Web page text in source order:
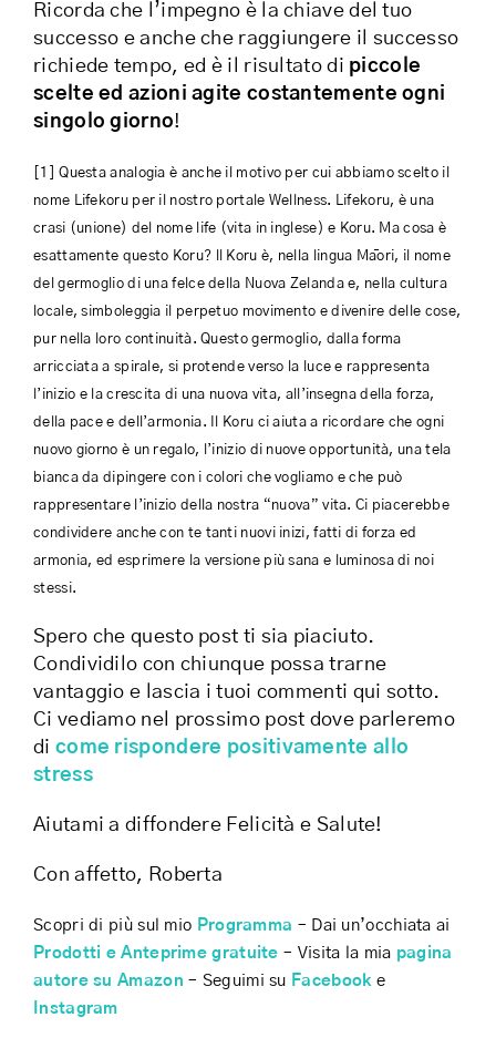
Ricorda che l’impegno è la chiave del tuo
successo e anche che raggiungere il successo
richiede tempo, ed è il risultato di piccole
scelte ed azioni agite costantemente ogni
singolo giorno!
[1] Questa analogia è anche il motivo per cui abbiamo scelto il
nome Lifekoru per il nostro portale Wellness. Lifekoru, è una
crasi (unione) del nome life (vita in inglese) e Koru. Ma cosa è
esattamente questo Koru? ll Koru è, nella lingua Māori, il nome
del germoglio di una felce della Nuova Zelanda e, nella cultura
locale, simboleggia il perpetuo movimento e divenire delle cose,
pur nella loro continuità. Questo germoglio, dalla forma
arricciata a spirale, si protende verso la luce e rappresenta
l’inizio e la crescita di una nuova vita, all’insegna della forza,
della pace e dell’armonia. Il Koru ci aiuta a ricordare che ogni
nuovo giorno è un regalo, l’inizio di nuove opportunità, una tela
bianca da dipingere con i colori che vogliamo e che può
rappresentare l’inizio della nostra “nuova” vita. Ci piacerebbe
condividere anche con te tanti nuovi inizi, fatti di forza ed
armonia, ed esprimere la versione più sana e luminosa di noi
stessi.
Spero che questo post ti sia piaciuto.
Condividilo con chiunque possa trarne
vantaggio e lascia i tuoi commenti qui sotto.
Ci vediamo nel prossimo post dove parleremo
di come rispondere positivamente allo
stress
Aiutami a diffondere Felicità e Salute!
Con affetto, Roberta
Scopri di più sul mio Programma – Dai un’occhiata ai
Prodotti e Anteprime gratuite – Visita la mia pagina
autore su Amazon – Seguimi su Facebooke
Instagram